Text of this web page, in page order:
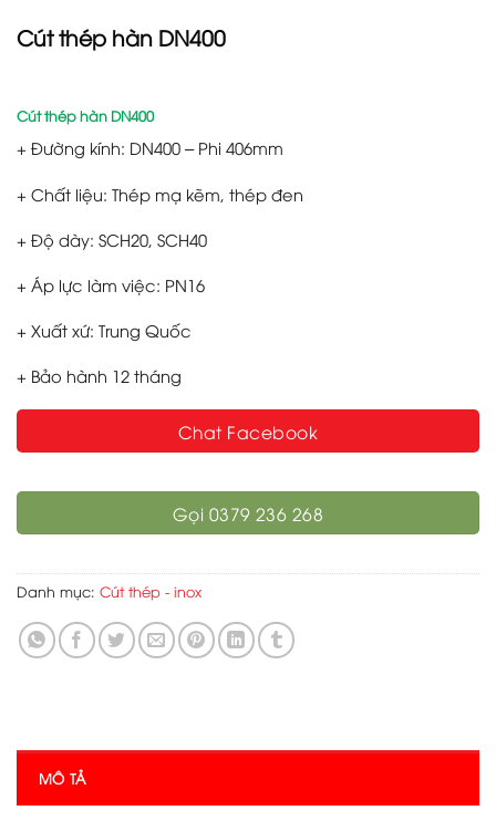
Cút thép hàn DN400
Cút thép hàn DN400
+ Đường kính: DN400 – Phi 406mm
+ Chất liệu: Thép mạ kẽm, thép đen
+ Độ dày: SCH20, SCH40
+ Áp lực làm việc: PN16
+ Xuất xứ: Trung Quốc
+ Bảo hành 12 tháng
Chat Facebook
Gọi 0379 236 268
Danh mục: Cút thép - inox
MÔ TẢ